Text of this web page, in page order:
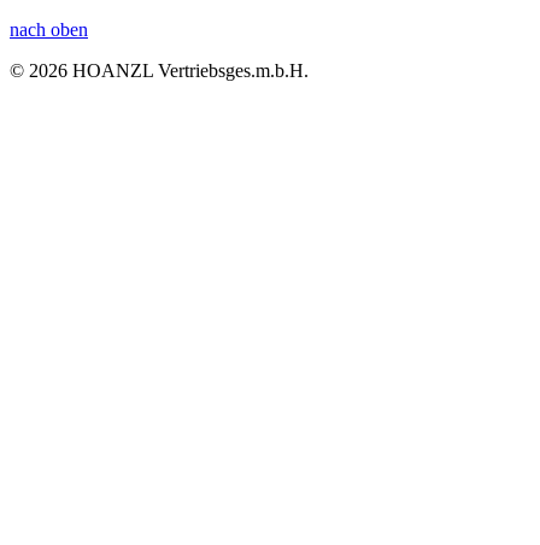
nach oben
© 2026 HOANZL Vertriebsges.m.b.H.